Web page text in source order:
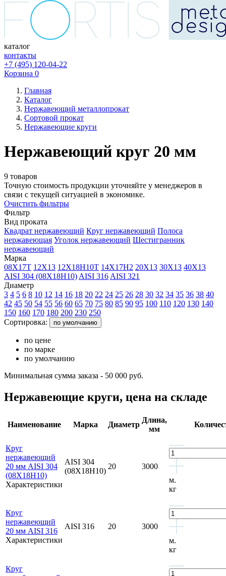
каталог
контакты
+7 (495) 120-04-22
Корзина 0
Главная
Каталог
Нержавеющий металлопрокат
Сортовой прокат
Нержавеющие круги
Нержавеющий круг 20 мм
9 товаров
Точную стоимость продукции уточняйте у менеджеров в
связи с текущей ситуацией в экономике.
Очистить фильтры
Фильтр
Вид проката
Квадрат нержавеющий Круг нержавеющий Полоса
нержавеющая Уголок нержавеющий Шестигранник
нержавеющий
Марка
08Х17Т 12Х13 12Х18Н10Т 14Х17Н2 20Х13 30Х13 40Х13
AISI 304 (08Х18Н10) AISI 316 AISI 321
Диаметр
3 4 5 6 8 10 12 14 16 18 20 22 24 25 26 28 30 32 34 35 36 38 40
42 45 50 54 55 56 60 65 70 75 80 85 90 95 100 110 120 130 140
150 160 170 180 200 230 250
Сортировка:
по умолчанию
по цене
по марке
по умолчанию
Минимальная сумма заказа - 50 000 руб.
Нержавеющие круги, цена на складе
Наименование Марка Диаметр
Длина,
мм
Круг
нержавеющий
20 мм AISI 304
(08Х18Н10)
Характеристики
AISI 304
(08Х18Н10)
20
3000
м.
кг
Круг
нержавеющий
20 мм AISI 316
Характеристики
AISI 316 20
3000
м.
кг
Круг